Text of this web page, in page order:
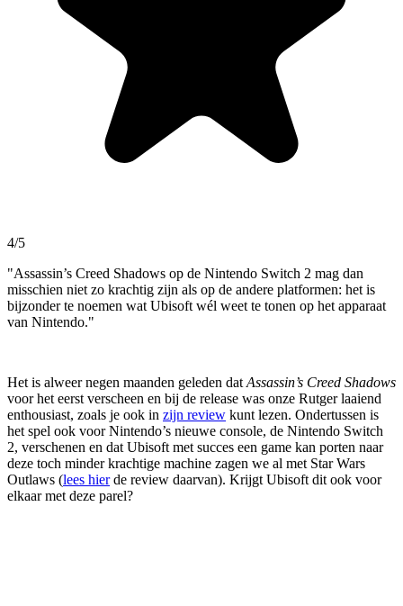
4/5
"Assassin’s Creed Shadows op de Nintendo Switch 2 mag dan
misschien niet zo krachtig zijn als op de andere platformen: het is
bijzonder te noemen wat Ubisoft wél weet te tonen op het apparaat
van Nintendo."
Het is alweer negen maanden geleden dat Assassin’s Creed Shadows
voor het eerst verscheen en bij de release was onze Rutger laaiend
enthousiast, zoals je ook in zijn review kunt lezen. Ondertussen is
het spel ook voor Nintendo’s nieuwe console, de Nintendo Switch
2, verschenen en dat Ubisoft met succes een game kan porten naar
deze toch minder krachtige machine zagen we al met Star Wars
Outlaws (lees hierde review daarvan). Krijgt Ubisoft dit ook voor
elkaar met deze parel?